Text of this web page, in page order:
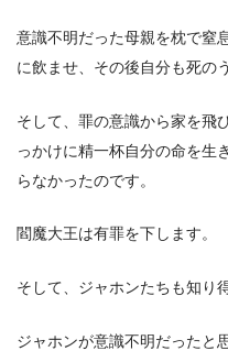
意識不明だった母親を枕で窒
に飲ませ、その後自分も死の
そして、罪の意識から家を飛
っかけに精一杯自分の命を生
らなかったのです。
閻魔大王は有罪を下します。
そして、ジャホンたちも知り
ジャホンが意識不明だったと